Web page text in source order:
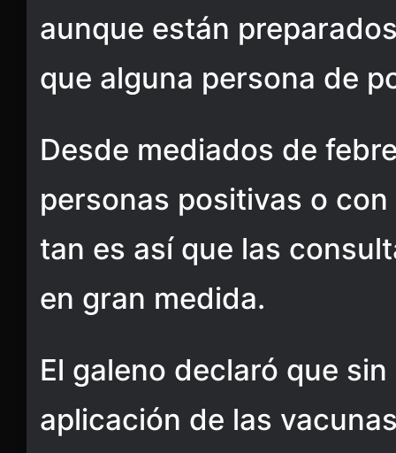
aunque están
que alguna persona de
Desde mediados de
personas positivas o
tan es así que las
en gran medida.
El galeno declaró que
aplicación de las